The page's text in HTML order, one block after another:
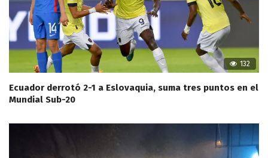
132
Ecuador derrotó 2-1 a Eslovaquia, suma tres puntos en el
Mundial Sub-20